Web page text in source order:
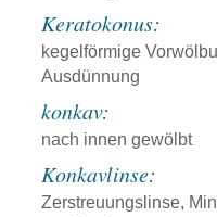
Keratokonus:
kegelförmige
Ausdünnung
konkav:
nach innen gewölbt
Konkavlinse:
Zerstreuungslinse,